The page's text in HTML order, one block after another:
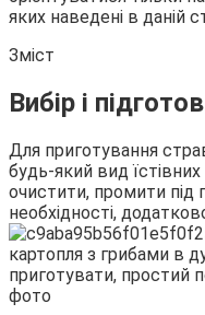
яких наведені в даній
Зміст
Вибір і
Для приготування
будь-який вид їстівних
очистити, промити
необхідності,